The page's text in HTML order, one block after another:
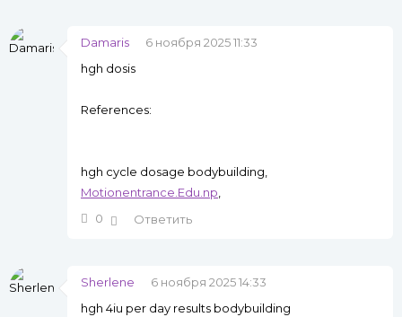
Damaris
6 ноября 2025 11:33
hgh dosis
References:
hgh cycle dosage bodybuilding,
Motionentrance.Edu.np
0
Ответить
Sherlene
6 ноября 2025 14:33
hgh 4iu per day results bodybuilding